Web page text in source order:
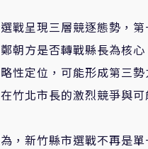
戰呈現三層競逐態勢，
朝方是否轉戰縣長為核
性定位，可能形成第三
竹北市長的激烈競爭與可
，新竹縣市選戰不再是